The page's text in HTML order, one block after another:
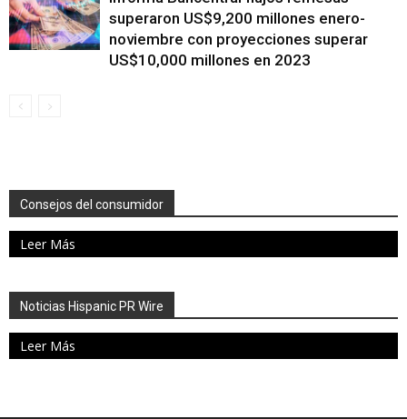
superaron US$9,200 millones enero-
noviembre con proyecciones superar
US$10,000 millones en 2023
Consejos del consumidor
Leer Más
Noticias Hispanic PR Wire
Leer Más